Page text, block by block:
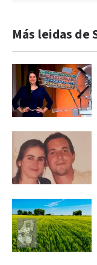
Más leidas de